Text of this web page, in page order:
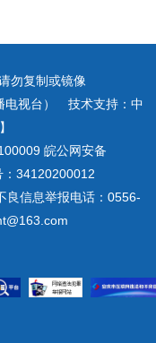
勿复制或镜像
电视台） 技术支持：中
皖公网安备
34120200012
良信息举报电话：0556-